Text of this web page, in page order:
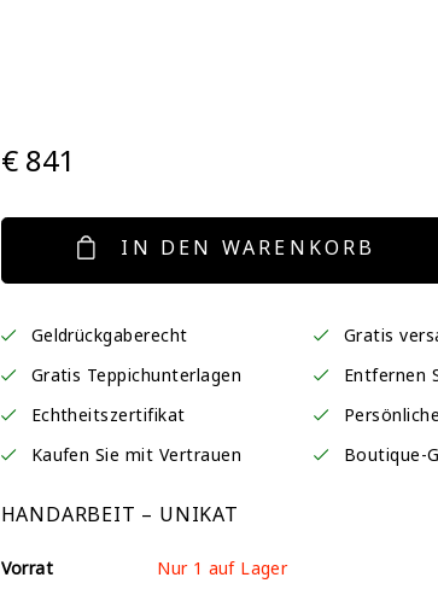
€ 841
IN DEN WARENKORB
Geldrückgaberecht
Gratis
Gratis Teppichunterlagen
Entfernen
Echtheitszertifikat
Kaufen Sie mit Vertrauen
Boutique-
HANDARBEIT – UNIKAT
Vorrat
Nur 1 auf Lager